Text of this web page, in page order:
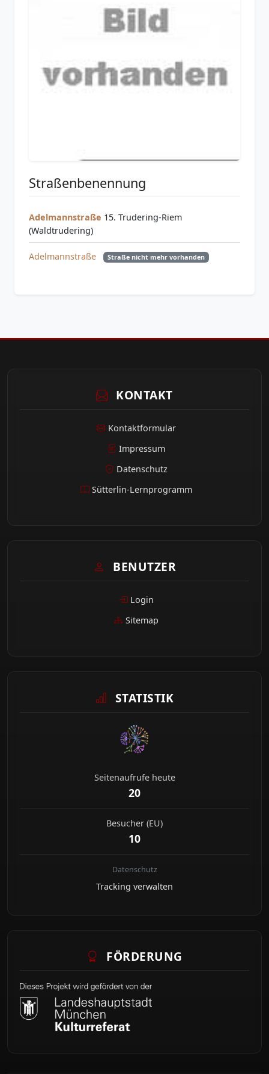
Straßenbenennung
Adelmannstraße 15. Trudering-Riem
(Waldtrudering)
Adelmannstraße Straße nicht mehr vorhanden
KONTAKT
Kontaktformular
Impressum
Datenschutz
Sütterlin-Lernprogramm
BENUTZER
Login
Sitemap
STATISTIK
Seitenaufrufe heute
20
Besucher (EU)
10
Datenschutz
Tracking verwalten
FÖRDERUNG